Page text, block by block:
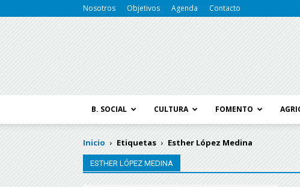
Nosotros Objetivos Agenda Contacto
B. SOCIAL CULTURA FOMENTO
Inicio Etiquetas Esther López Medina
ESTHER LÓPEZ MEDINA